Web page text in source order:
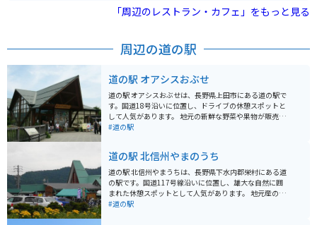
道幅はそれほど狭くありませんが、場所により危険個所「周辺のレストラン・カフェ」をもっと見る
周辺の道の駅
道の駅 オアシスおぶせ
道の駅 オアシスおぶせは、長野県上田市にある道の駅で
す。国道18号沿いに位置し、ドライブの休憩スポットと
して人気があります。 地元の新鮮な野菜や果物が販売さ
れている直売所や、蕎麦やうどん、地元産の食材を使っ
オアシスおぶせは、周辺に観光スポットも多いので、観
光拠点としてもおすすめです。 特産品としては、りんご
やぶどうなどの果物、きのこ、山菜などが有名です。ま
た、上田城跡公園や別所温泉など、歴史的な観光スポッ
トも近くにあります。
#道の駅
道の駅 北信州やまのうち
道の駅 北信州やまうちは、長野県下水内郡栄村にある道
の駅です。国道117号線沿いに位置し、雄大な自然に囲
まれた休憩スポットとして人気があります。 地元産の新
鮮な野菜や山菜、きのこなどが販売されており、お土産
#道の駅